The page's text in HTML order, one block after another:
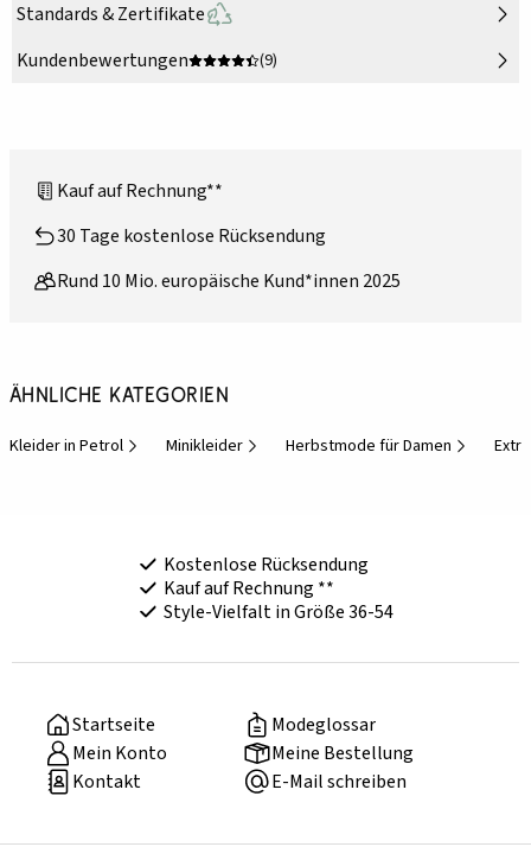
Standards & Zertifikate
Kundenbewertungen
(9)
Kauf auf Rechnung**
30 Tage kostenlose Rücksendung
Rund 10 Mio. europäische Kund*innen 2025
Ähnliche Kategorien
Kleider in Petrol Minikleider Herbstmode für Damen
Kostenlose Rücksendung
Kauf auf Rechnung **
Style-Vielfalt in Größe 36-54
Startseite
Modeglossar
Mein Konto
Meine Bestellung
Kontakt
E-Mail schreiben